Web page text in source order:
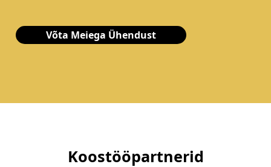
Võta Meiega Ühendust
Koostööpartnerid